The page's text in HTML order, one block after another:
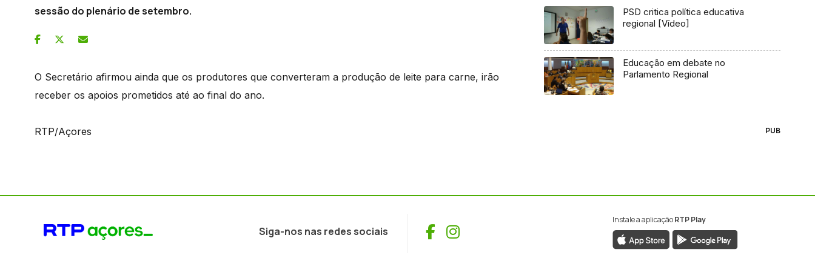
sessão do plenário de setembro.
O Secretário afirmou ainda que os produtores que converteram a produção de leite para carne, irão
receber os apoios prometidos até ao final do ano.
RTP/Açores
PSD critica política educativa
regional [Vídeo]
Educação em debate no
Parlamento Regional
PUB
Siga-nos nas redes sociais Facebook
Instagram
Instale a aplicaçãoRTP Play